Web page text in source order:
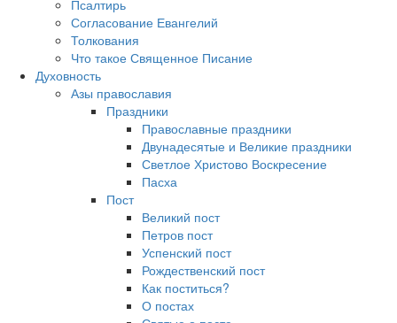
Псалтирь
Согласование Евангелий
Толкования
Что такое Священное Писание
Духовность
Азы православия
Праздники
Православные праздники
Двунадесятые и Великие праздники
Светлое Христово Воскресение
Пасха
Пост
Великий пост
Петров пост
Успенский пост
Рождественский пост
Как поститься?
О постах